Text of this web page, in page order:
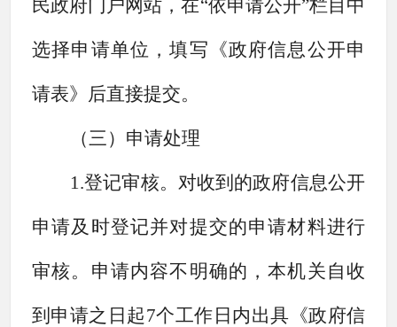
民政府门户网站，在“依申请公开”栏目中
选择申请单位，填写《政府信息公开申
请表》后直接提交。
（三）申请处理
1.登记审核。对收到的政府信息公开
申请及时登记并对提交的申请材料进行
审核。申请内容不明确的，本机关自收
到申请之日起7个工作日内出具《政府信